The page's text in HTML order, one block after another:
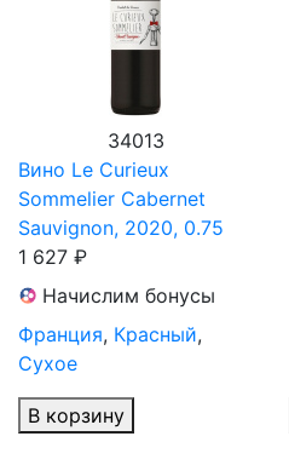
34013
Вино Le Curieux
Sommelier Cabernet
Sauvignon, 2020, 0.75
1 627 ₽
Начислим бонусы
Франция, Красный,
Сухое
В корзину